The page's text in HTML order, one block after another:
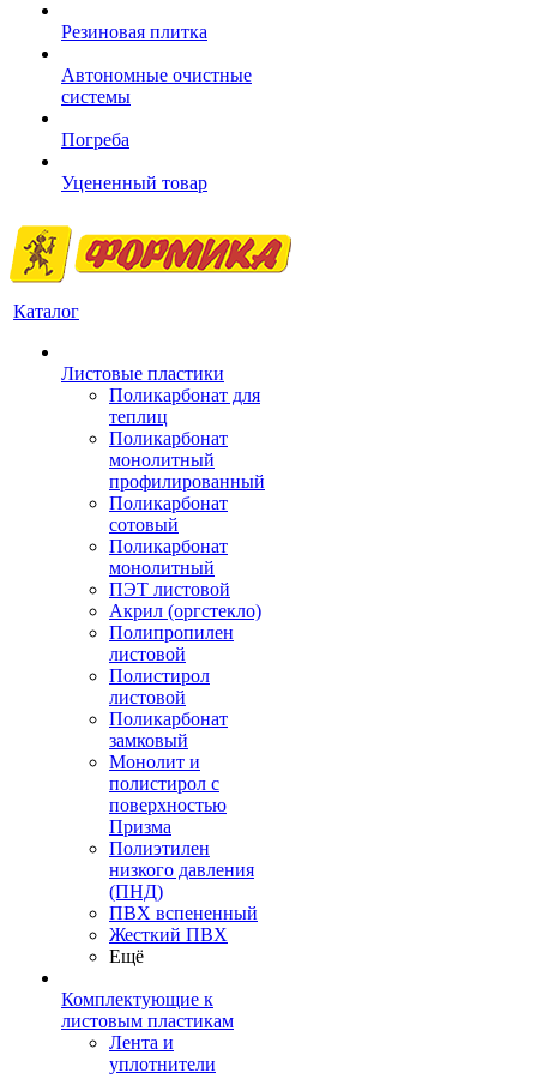
Резиновая плитка
Автономные очистные
системы
Погреба
Уцененный товар
Каталог
Листовые пластики
Поликарбонат для
теплиц
Поликарбонат
монолитный
профилированный
Поликарбонат
сотовый
Поликарбонат
монолитный
ПЭТ листовой
Акрил (оргстекло)
Полипропилен
листовой
Полистирол
листовой
Поликарбонат
замковый
Монолит и
полистирол с
поверхностью
Призма
Полиэтилен
низкого давления
(ПНД)
ПВХ вспененный
Жесткий ПВХ
Ещё
Комплектующие к
листовым пластикам
Лента и
уплотнители